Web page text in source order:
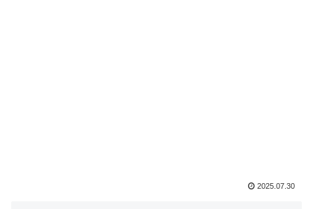
2025.07.30